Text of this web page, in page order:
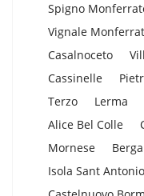
Spigno
Vignale
Casalnoceto
Cassinelle
Terzo
Lerma
Alice Bel Colle
Mornese
Isola Sant Antonio